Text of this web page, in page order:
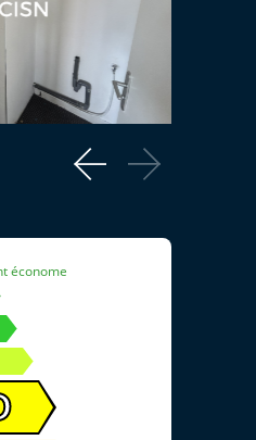
économe